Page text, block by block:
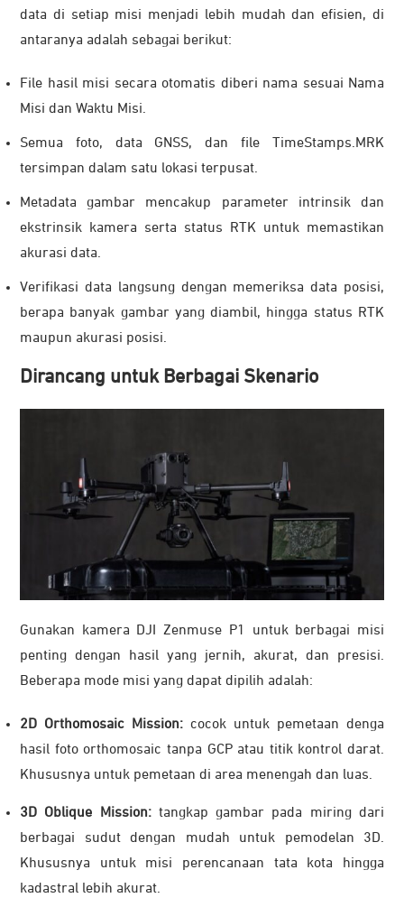
data di setiap misi menjadi lebih mudah dan efisien, di
antaranya adalah sebagai berikut:
File hasil misi secara otomatis diberi nama sesuai Nama
Misi dan Waktu Misi.
Semua foto, data GNSS, dan file TimeStamps.MRK
tersimpan dalam satu lokasi terpusat.
Metadata gambar mencakup parameter intrinsik dan
ekstrinsik kamera serta status RTK untuk memastikan
akurasi data.
Verifikasi data langsung dengan memeriksa data posisi,
berapa banyak gambar yang diambil, hingga status RTK
maupun akurasi posisi.
Dirancang untuk Berbagai Skenario
Gunakan kamera DJI Zenmuse P1 untuk berbagai misi
penting dengan hasil yang jernih, akurat, dan presisi.
Beberapa mode misi yang dapat dipilih adalah:
2D Orthomosaic Mission: cocok untuk pemetaan denga
hasil foto orthomosaic tanpa GCP atau titik kontrol darat.
Khususnya untuk pemetaan di area menengah dan luas.
3D Oblique Mission: tangkap gambar pada miring dari
berbagai sudut dengan mudah untuk pemodelan 3D.
Khususnya untuk misi perencanaan tata kota hingga
kadastral lebih akurat.